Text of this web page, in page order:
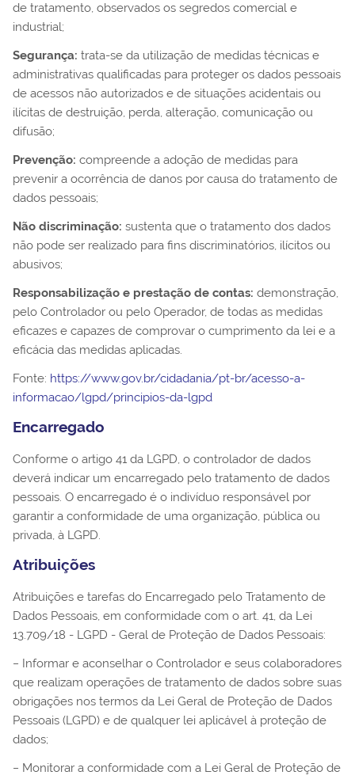
de tratamento, observados os segredos comercial e
industrial;
Segurança: trata-se da utilização de medidas técnicas e
administrativas qualificadas para proteger os dados pessoais
de acessos não autorizados e de situações acidentais ou
ilícitas de destruição, perda, alteração, comunicação ou
difusão;
Prevenção: compreende a adoção de medidas para
prevenir a ocorrência de danos por causa do tratamento de
dados pessoais;
Não discriminação: sustenta que o tratamento dos dados
não pode ser realizado para fins discriminatórios, ilícitos ou
abusivos;
Responsabilização e prestação de contas: demonstração,
pelo Controlador ou pelo Operador, de todas as medidas
eficazes e capazes de comprovar o cumprimento da lei e a
eficácia das medidas aplicadas.
Fonte: https://www.gov.br/cidadania/pt-br/acesso-a-
informacao/lgpd/principios-da-lgpd
Encarregado
Conforme o artigo 41 da LGPD, o controlador de dados
deverá indicar um encarregado pelo tratamento de dados
pessoais. O encarregado é o indivíduo responsável por
garantir a conformidade de uma organização, pública ou
privada, à LGPD.
Atribuições
Atribuições e tarefas do Encarregado pelo Tratamento de
Dados Pessoais, em conformidade com o art. 41, da Lei
13.709/18 - LGPD - Geral de Proteção de Dados Pessoais:
− Informar e aconselhar o Controlador e seus colaboradores
que realizam operações de tratamento de dados sobre suas
obrigações nos termos da Lei Geral de Proteção de Dados
Pessoais (LGPD) e de qualquer lei aplicável à proteção de
dados;
− Monitorar a conformidade com a Lei Geral de Proteção de